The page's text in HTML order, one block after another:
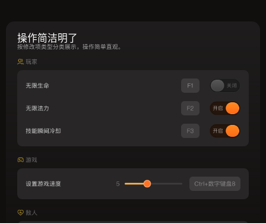
操作简洁明了
按修改项类型分类展示，操作简单直观。